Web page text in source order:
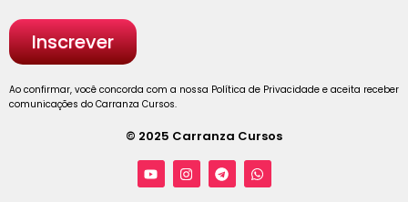
Ao confirmar, você concorda com a nossa Política de Privacidade e aceita receber
comunicações do Carranza Cursos.
© 2025 Carranza Cursos